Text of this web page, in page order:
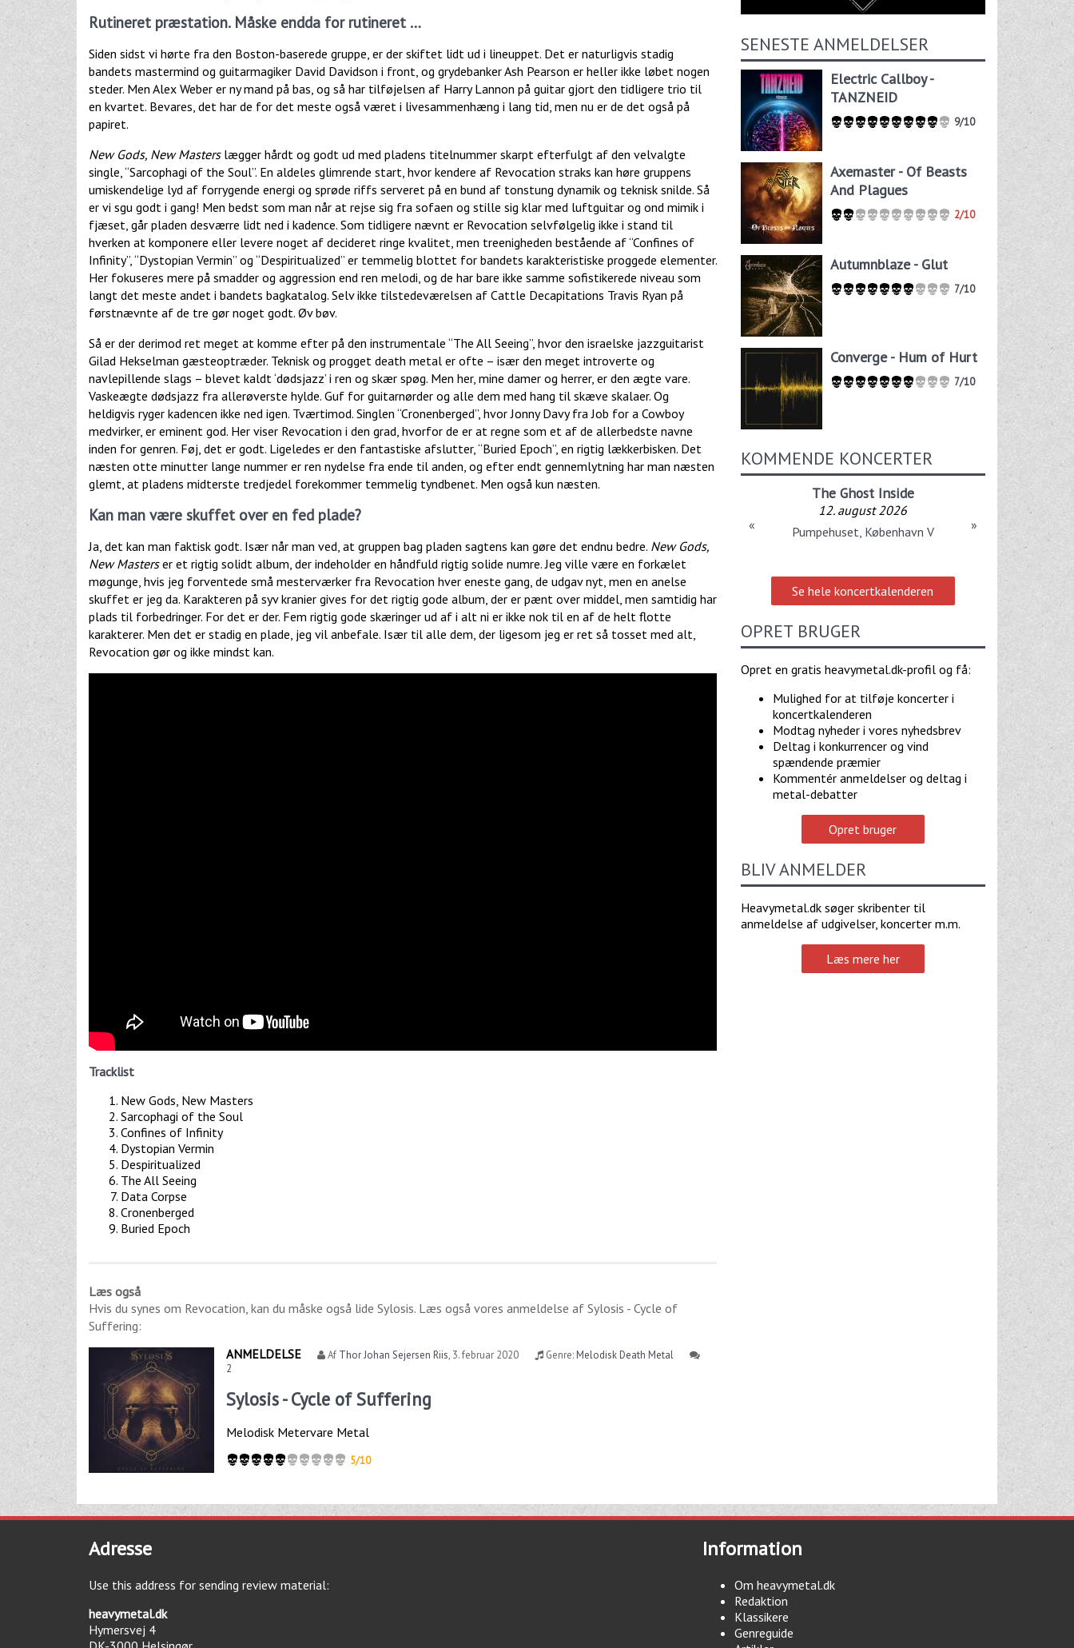
Rutineret præstation. Måske endda for rutineret …
Siden sidst vi hørte fra den Boston-baserede gruppe, er der skiftet lidt ud i lineuppet. Det er naturligvis stadig
bandets mastermind og guitarmagiker David Davidson i front, og grydebanker Ash Pearson er heller ikke løbet nogen
steder. Men Alex Weber er ny mand på bas, og så har tilføjelsen af Harry Lannon på guitar gjort den tidligere trio til
en kvartet. Bevares, det har de for det meste også været i livesammenhæng i lang tid, men nu er de det også på
papiret.
New Gods, New Masterslægger hårdt og godt ud med pladens titelnummer skarpt efterfulgt af den velvalgte
single, “Sarcophagi of the Soul”. En aldeles glimrende start, hvor kendere af Revocation straks kan høre gruppens
umiskendelige lyd af forrygende energi og sprøde riffs serveret på en bund af tonstung dynamik og teknisk snilde. Så
er vi sgu godt i gang! Men bedst som man når at rejse sig fra sofaen og stille sig klar med luftguitar og ond mimik i
fjæset, går pladen desværre lidt ned i kadence. Som tidligere nævnt er Revocation selvfølgelig ikke i stand til
hverken at komponere eller levere noget af decideret ringe kvalitet, men treenigheden bestående af “Confines of
Infinity”, “Dystopian Vermin” og “Despiritualized” er temmelig blottet for bandets karakteristiske proggede elementer.
Her fokuseres mere på smadder og aggression end ren melodi, og de har bare ikke samme sofistikerede niveau som
langt det meste andet i bandets bagkatalog. Selv ikke tilstedeværelsen af Cattle Decapitations Travis Ryan på
førstnævnte af de tre gør noget godt. Øv bøv.
Så er der derimod ret meget at komme efter på den instrumentale “The All Seeing”, hvor den israelske jazzguitarist
Gilad Hekselman gæsteoptræder. Teknisk og progget death metal er ofte – især den meget introverte og
navlepillende slags – blevet kaldt ‘dødsjazz’ i ren og skær spøg. Men her, mine damer og herrer, er den ægte vare.
Vaskeægte dødsjazz fra allerøverste hylde. Guf for guitarnørder og alle dem med hang til skæve skalaer. Og
heldigvis ryger kadencen ikke ned igen. Tværtimod. Singlen “Cronenberged”, hvor Jonny Davy fra Job for a Cowboy
medvirker, er eminent god. Her viser Revocation i den grad, hvorfor de er at regne som et af de allerbedste navne
inden for genren. Føj, det er godt. Ligeledes er den fantastiske afslutter, “Buried Epoch”, en rigtig lækkerbisken. Det
næsten otte minutter lange nummer er ren nydelse fra ende til anden, og efter endt gennemlytning har man næsten
glemt, at pladens midterste tredjedel forekommer temmelig tyndbenet. Men også kun næsten.
Kan man være skuffet over en fed plade?
Ja, det kan man faktisk godt. Især når man ved, at gruppen bag pladen sagtens kan gøre det endnu bedre. New Gods,
New Masterser et rigtig solidt album, der indeholder en håndfuld rigtig solide numre. Jeg ville være en forkælet
møgunge, hvis jeg forventede små mesterværker fra Revocation hver eneste gang, de udgav nyt, men en anelse
skuffet er jeg da. Karakteren på syv kranier gives for det rigtig gode album, der er pænt over middel, men samtidig har
plads til forbedringer. For det er der. Fem rigtig gode skæringer ud af i alt ni er ikke nok til en af de helt flotte
karakterer. Men det er stadig en plade, jeg vil anbefale. Især til alle dem, der ligesom jeg er ret så tosset med alt,
Revocation gør og ikke mindst kan.
Tracklist
New Gods, New Masters
Sarcophagi of the Soul
Confines of Infinity
Dystopian Vermin
Despiritualized
The All Seeing
Data Corpse
Cronenberged
Buried Epoch
Læs også
Hvis du synes om Revocation, kan du måske også lide Sylosis. Læs også vores anmeldelse af Sylosis - Cycle of
Suffering:
ANMELDELSE
Af Thor Johan Sejersen Riis, 3. februar 2020 Genre:Melodisk Death Metal
2
Sylosis - Cycle of Suffering
Melodisk Metervare Metal
5/10
SENESTE ANMELDELSER
Electric Callboy -
TANZNEID
9/10
Axemaster - Of Beasts
And Plagues
2/10
Autumnblaze - Glut
7/10
Converge - Hum of Hurt
7/10
KOMMENDE KONCERTER
The Ghost Inside
12. august 2026
Pumpehuset, København V
« »
Se hele koncertkalenderen
OPRET BRUGER
Opret en gratis heavymetal.dk-profil og få:
Mulighed for at tilføje koncerter i
koncertkalenderen
Modtag nyheder i vores nyhedsbrev
Deltag i konkurrencer og vind
spændende præmier
Kommentér anmeldelser og deltag i
metal-debatter
Opret bruger
BLIV ANMELDER
Heavymetal.dk søger skribenter til
anmeldelse af udgivelser, koncerter m.m.
Læs mere her
Adresse
Use this address for sending review material:
heavymetal.dk
Hymersvej 4
Information
Om heavymetal.dk
Redaktion
Klassikere
Genreguide